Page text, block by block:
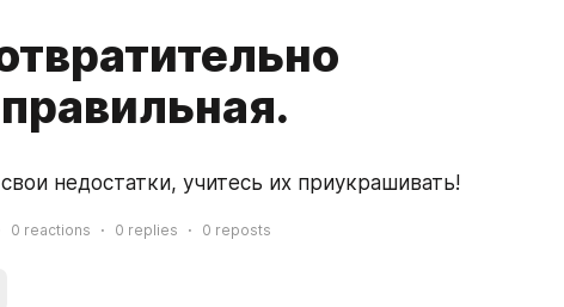
недостатки, учитесь их приукрашивать!
0 reactions 0 replies 0 reposts